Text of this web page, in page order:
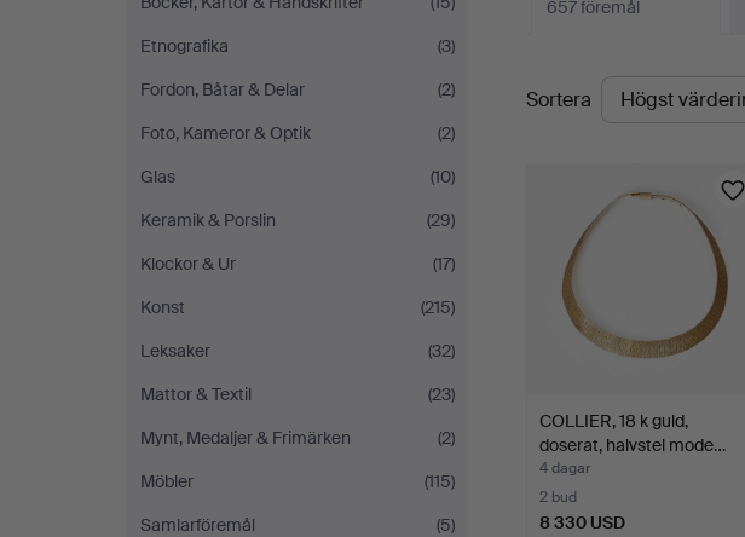
Magasin
5
Etnografika
(3)
Fordon, Båtar & Delar
(2)
Foto, Kameror & Optik
(2)
Glas
(10)
Keramik & Porslin
(29)
Klockor & Ur
(17)
Konst
(215)
Leksaker
(32)
Mattor & Textil
(23)
Mynt, Medaljer & Frimärken
(2)
Möbler
(115)
Samlarföremål
(5)
657 föremål
Pågående
auktioner
Sortera
COLLIER, 18 k guld,
doserat, halvstel mode…
4 dagar
2 bud
8 330 USD